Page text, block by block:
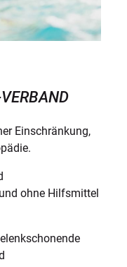
Einschränkung,
ohne Hilfsmittel